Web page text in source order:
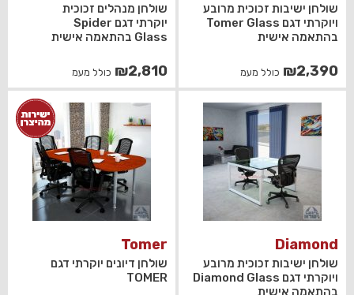
שולחן ישיבות זכוכית מרובע
ויוקרתי דגם Tomer Glass
בהתאמה אישית
₪2,390 כולל מעמ
שולחן מנהלים זכוכית
יוקרתי דגם Spider
Glass בהתאמה אישית
₪2,810 כולל מעמ
Diamond
שולחן ישיבות זכוכית מרובע
ויוקרתי דגם Diamond Glass
בהתאמה אישית
Tomer
שולחן דיונים יוקרתי דגם
TOMER